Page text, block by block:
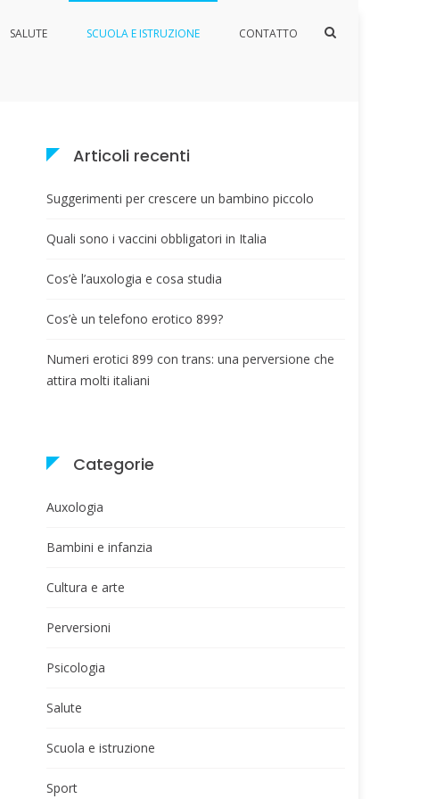
SALUTE SCUOLA E ISTRUZIONE CONTATTO
Mostra
Articoli recenti
Suggerimenti per crescere un bambino piccolo
Quali sono i vaccini obbligatori in Italia
Cos’è l’auxologia e cosa studia
Cos’è un telefono erotico 899?
Numeri erotici 899 con trans: una perversione che
attira molti italiani
Categorie
Auxologia
Bambini e infanzia
Cultura e arte
Perversioni
Psicologia
Salute
Scuola e istruzione
Sport